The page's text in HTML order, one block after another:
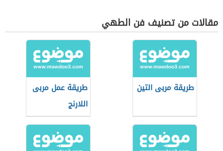
مقالات من تصنيف فن الطهي
طريقة مربى التين
طريقة عمل مربى
اللارنج